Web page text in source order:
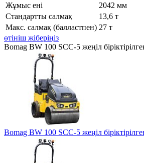
Жұмыс ені
2042 мм
Стандартты салмақ
13,6 т
Макс. салмақ (балластпен) 27 т
өтініш жіберіңіз
Bomag BW 100 SCC-5 жеңіл
Bomag BW 100 SCC-5 жеңіл